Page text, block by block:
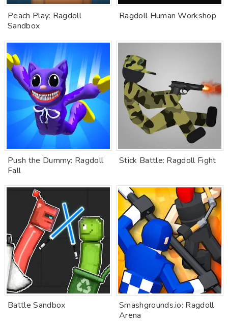
Peach Play: Ragdoll
Sandbox
Ragdoll Human Workshop
Push the Dummy: Ragdoll
Fall
Stick Battle: Ragdoll Fight
Battle Sandbox
Smashgrounds.io: Ragdoll
Arena